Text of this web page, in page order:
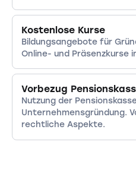
Kostenlose Kurse
Bildungsangebote für
Online- und Präsenzkurse
Vorbezug
Nutzung der
Unternehmensgründung.
rechtliche Aspekte.